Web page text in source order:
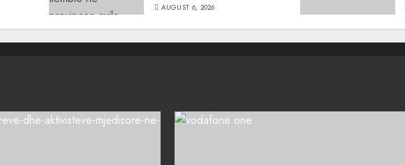
AUGUST 6, 2026